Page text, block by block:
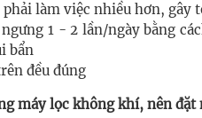
làm việc nhiều hơn, gây
1 - 2 lần/ngày bằng
bẩn
đều đúng
máy lọc không khí, nên